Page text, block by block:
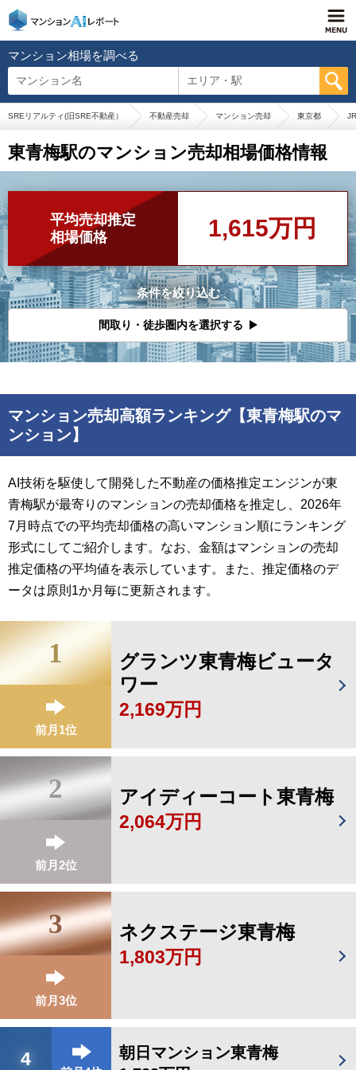
マンション相場を調べる
マンション名 エリア・駅
SREリアルティ(旧SRE不動産） 不動産売却 マンション売却 東京都
東青梅駅のマンション売却相場価格情報
平均売却推定
相場価格
1,615万円
条件を絞り込む
間取り・徒歩圏内を選択する
マンション売却高額ランキング【東青梅駅のマ
ンション】
AI技術を駆使して開発した不動産の価格推定エンジンが東
青梅駅が最寄りのマンションの売却価格を推定し、2026年
7月時点での平均売却価格の高いマンション順にランキング
形式にしてご紹介します。なお、金額はマンションの売却
推定価格の平均値を表示しています。また、推定価格のデ
ータは原則1か月毎に更新されます。
1
前月1位
グランツ東青梅ビュータ
ワー
2,169万円
2
前月2位
アイディーコート東青梅
2,064万円
3
前月3位
ネクステージ東青梅
1,803万円
4
朝日マンション東青梅